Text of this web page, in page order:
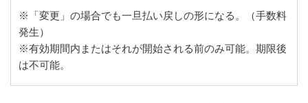
※「変更」の場合でも一旦払い戻しの形になる。（手数料
発生）
※有効期間内またはそれが開始される前のみ可能。期限後
は不可能。